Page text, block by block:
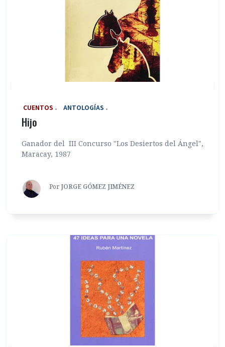
‎ CUENTOS ANTOLOGÍAS
Hijo
Ganador del III Concurso "Los Desiertos del Ángel",
Maracay, 1987
Por JORGE GÓMEZ JIMÉNEZ